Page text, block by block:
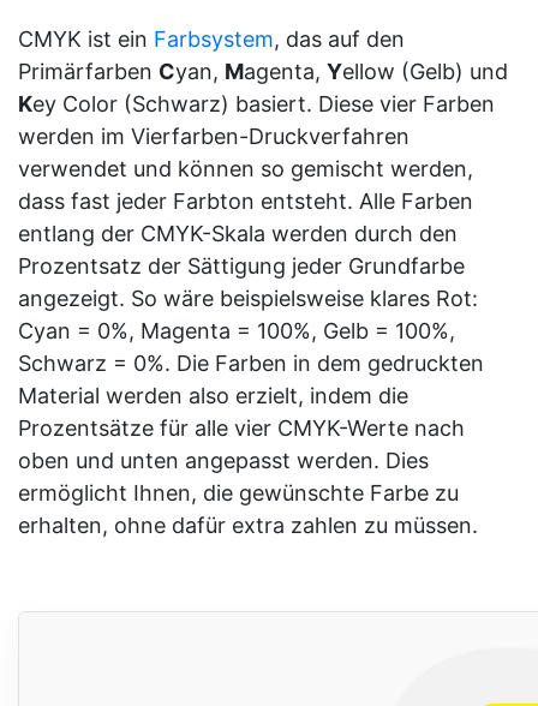
CMYK ist ein Farbsystem, das auf den
Primärfarben Cyan, Magenta, Yellow (Gelb) und
Key Color (Schwarz) basiert. Diese vier Farben
werden im Vierfarben-Druckverfahren
verwendet und können so gemischt werden,
dass fast jeder Farbton entsteht. Alle Farben
entlang der CMYK-Skala werden durch den
Prozentsatz der Sättigung jeder Grundfarbe
angezeigt. So wäre beispielsweise klares Rot:
Cyan = 0%, Magenta = 100%, Gelb = 100%,
Schwarz = 0%. Die Farben in dem gedruckten
Material werden also erzielt, indem die
Prozentsätze für alle vier CMYK-Werte nach
oben und unten angepasst werden. Dies
ermöglicht Ihnen, die gewünschte Farbe zu
erhalten, ohne dafür extra zahlen zu müssen.